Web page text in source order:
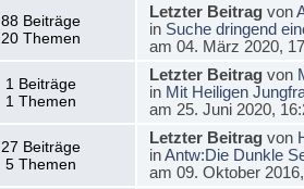
88 Beiträge
20 Themen
Letzter Beitragvon
in Suche dringend
am 04. März 2020,
1 Beiträge
1 Themen
Letzter Beitragvon
in Mit Heiligen
am 25. Juni 2020,
27 Beiträge
5 Themen
Letzter Beitragvon
inAntw:Die Dunkle
am 09. Oktober